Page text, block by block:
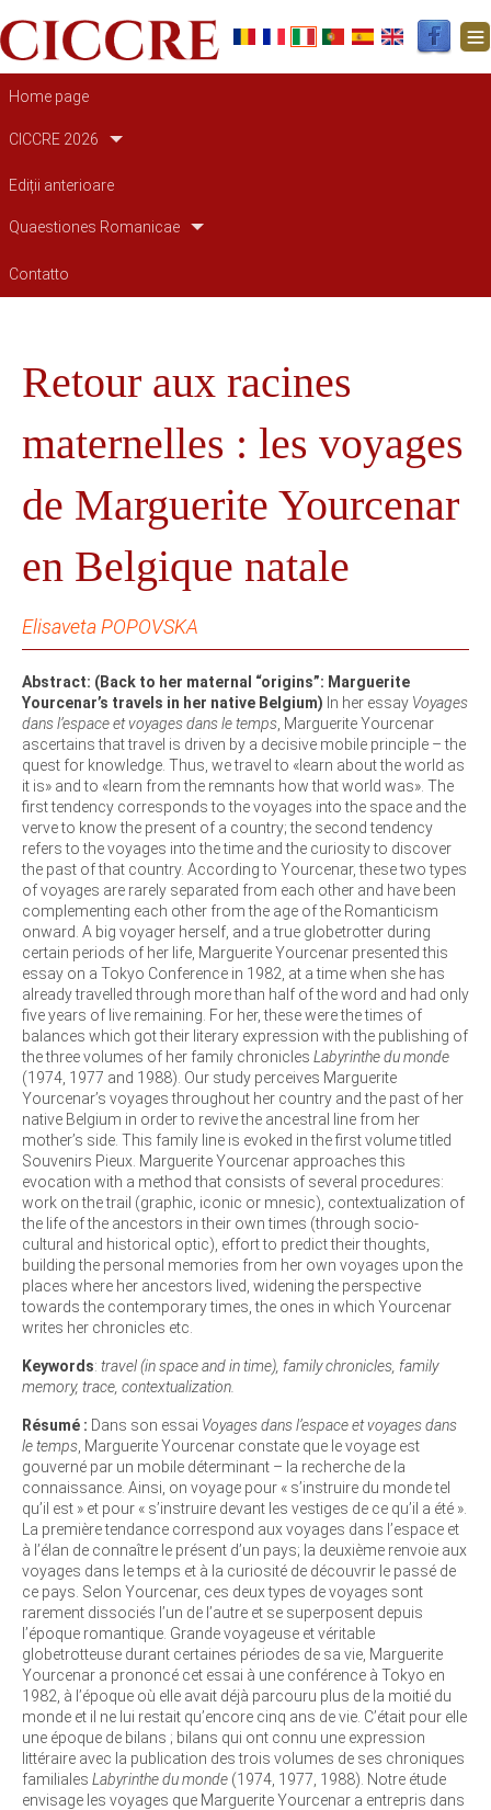
Navigazione principale
Home page
CICCRE 2026
Ediții anterioare
Quaestiones Romanicae
Contatto
Retour aux racines
maternelles : les voyages
de Marguerite Yourcenar
en Belgique natale
Elisaveta POPOVSKA
Abstract: (Back to her maternal “origins”: Marguerite
Yourcenar’s travels in her native Belgium) In her essay Voyages
dans l’espace et voyages dans le temps , Marguerite Yourcenar
ascertains that travel is driven by a decisive mobile principle – the
quest for knowledge. Thus, we travel to «learn about the world as
it is» and to «learn from the remnants how that world was». The
first tendency corresponds to the voyages into the space and the
verve to know the present of a country; the second tendency
refers to the voyages into the time and the curiosity to discover
the past of that country. According to Yourcenar, these two types
of voyages are rarely separated from each other and have been
complementing each other from the age of the Romanticism
onward. A big voyager herself, and a true globetrotter during
certain periods of her life, Marguerite Yourcenar presented this
essay on a Tokyo Conference in 1982, at a time when she has
already travelled through more than half of the word and had only
five years of live remaining. For her, these were the times of
balances which got their literary expression with the publishing of
the three volumes of her family chronicles Labyrinthe du monde
(1974, 1977 and 1988). Our study perceives Marguerite
Yourcenar’s voyages throughout her country and the past of her
native Belgium in order to revive the ancestral line from her
mother’s side. This family line is evoked in the first volume titled
Souvenirs Pieux. Marguerite Yourcenar approaches this
evocation with a method that consists of several procedures:
work on the trail (graphic, iconic or mnesic), contextualization of
the life of the ancestors in their own times (through socio-
cultural and historical optic), effort to predict their thoughts,
building the personal memories from her own voyages upon the
places where her ancestors lived, widening the perspective
towards the contemporary times, the ones in which Yourcenar
writes her chronicles etc.
Keywords: travel (in space and in time), family chronicles, family
memory, trace, contextualization.
Résumé : Dans son essai Voyages dans l’espace et voyages dans
le temps , Marguerite Yourcenar constate que le voyage est
gouverné par un mobile déterminant – la recherche de la
connaissance. Ainsi, on voyage pour « s’instruire du monde tel
qu’il est » et pour « s’instruire devant les vestiges de ce qu’il a été ».
La première tendance correspond aux voyages dans l’espace et
à l’élan de connaître le présent d’un pays; la deuxième renvoie aux
voyages dans le temps et à la curiosité de découvrir le passé de
ce pays. Selon Yourcenar, ces deux types de voyages sont
rarement dissociés l’un de l’autre et se superposent depuis
l’époque romantique. Grande voyageuse et véritable
globetrotteuse durant certaines périodes de sa vie, Marguerite
Yourcenar a prononcé cet essai à une conférence à Tokyo en
1982, à l’époque où elle avait déjà parcouru plus de la moitié du
monde et il ne lui restait qu’encore cinq ans de vie. C’était pour elle
une époque de bilans ; bilans qui ont connu une expression
littéraire avec la publication des trois volumes de ses chroniques
familiales Labyrinthe du monde (1974, 1977, 1988). Notre étude
envisage les voyages que Marguerite Yourcenar a entrepris dans